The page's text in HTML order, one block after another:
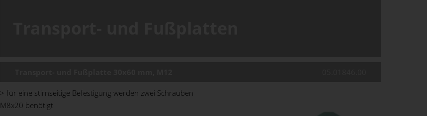
> für eine stirnseitige Befestigung werden zwei Schrauben
M8x20 benötigt